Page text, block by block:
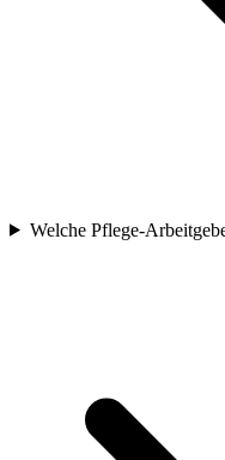
Welche Pflege-